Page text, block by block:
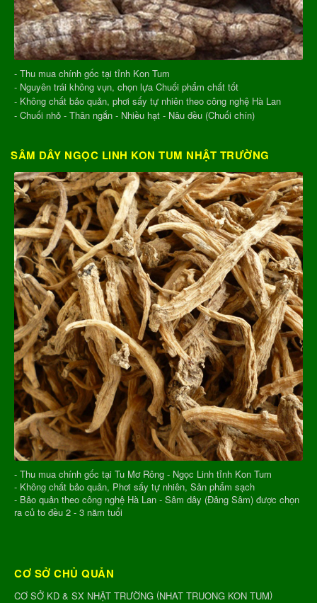
- Thu mua chính gốc tại tỉnh Kon Tum
- Nguyên trái không vụn, chọn lựa Chuối phẩm chất tốt
- Không chất bảo quản, phơi sấy tự nhiên theo công nghệ Hà Lan
- Chuối nhỏ - Thân ngắn - Nhiều hạt - Nâu đều (Chuối chín)
SÂM DÂY NGỌC LINH KON TUM NHẬT TRƯỜNG
- Thu mua chính gốc tại Tu Mơ Rông - Ngọc Linh tỉnh Kon Tum
- Không chất bảo quản, Phơi sấy tự nhiên, Sản phẩm sạch
- Bảo quản theo công nghệ Hà Lan - Sâm dây (Đảng Sâm) được chọn
ra củ to đều 2 - 3 năm tuổi
CƠ SỞ CHỦ QUẢN
CƠ SỞ KD & SX NHẬT TRƯỜNG (NHAT TRUONG KON TUM)